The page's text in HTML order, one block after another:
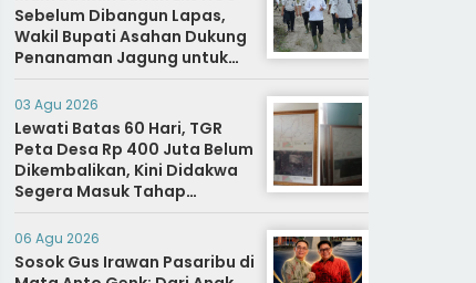
Sebelum Dibangun Lapas,
Wakil Bupati Asahan Dukung
Penanaman Jagung untuk
Ketahanan Pangan dan Bekal
Hidup Warga Binaan
03 Agu 2026
Lewati Batas 60 Hari, TGR
Peta Desa Rp 400 Juta Belum
Dikembalikan, Kini Didakwa
Segera Masuk Tahap
Penyidikan
06 Agu 2026
Sosok Gus Irawan Pasaribu di